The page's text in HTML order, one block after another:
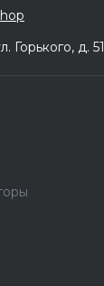
Горького, д. 51